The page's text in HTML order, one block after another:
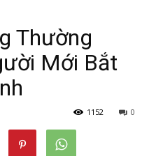
Thường
Mới Bắt
0
1152